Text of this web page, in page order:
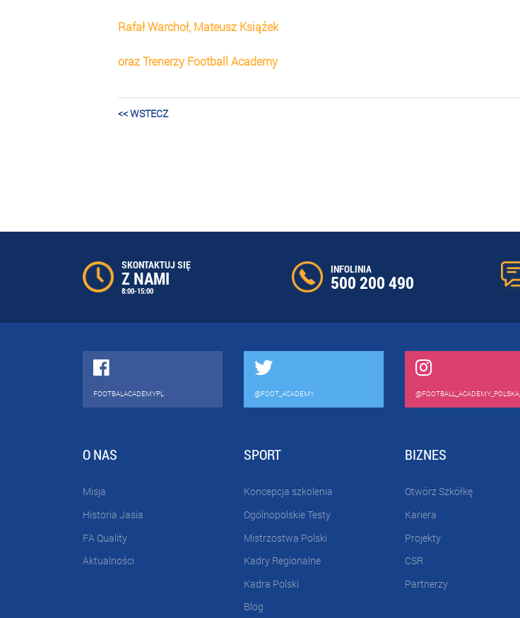
Rafał Warchoł, Mateusz Książek
oraz Trenerzy Football Academy
<< WSTECZ
SKONTAKTUJ SIĘ
Z NAMI
8:00-15:00
INFOLINIA
500 200 490
FOOTBALACADEMYPL @FOOT_ACADEMY @FOOTBALL_ACADEMY_POLSKA_
O NAS
Misja
Historia Jasia
FA Quality
Aktualności
SPORT
Koncepcja szkolenia
Ogólnopolskie Testy
Mistrzostwa Polski
Kadry Regionalne
Kadra Polski
Blog
BIZNES
Otwórz Szkółkę
Kariera
Projekty
CSR
Partnerzy